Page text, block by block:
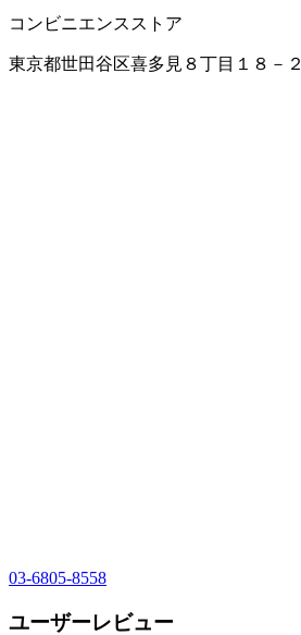
コンビニエンスストア
東京都世田谷区喜多見８丁目１８－２
03-6805-8558
ユーザーレビュー